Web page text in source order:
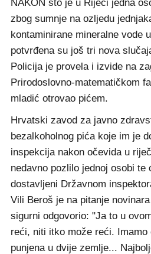
NAKON što je u Rijeci jedna
zbog sumnje na ozljedu
kontaminirane mineralne vode
potvrđena su još tri nova
Policija je provela i izvide na
Prirodoslovno-matematičkom
mladić otrovao pićem.
Hrvatski zavod za javno
bezalkoholnog pića koje im je
inspekcija nakon očevida u
nedavno pozlilo jednoj osobi te
dostavljeni Državnom
Vili Beroš je na pitanje
sigurni odgovorio: "Ja to u
reći, niti itko može reći. Imamo
punjena u dvije zemlje...